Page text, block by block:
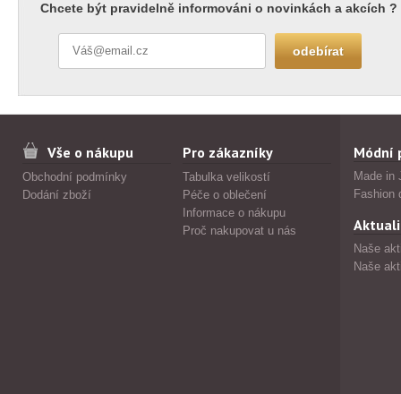
Chcete být pravidelně informováni o novinkách a akcích ?
Vše o nákupu
Obchodní podmínky
Dodání zboží
Pro zákazníky
Tabulka velikostí
Péče o oblečení
Informace o nákupu
Proč nakupovat u nás
Módní
Made in
Fashion
Naše
Naše